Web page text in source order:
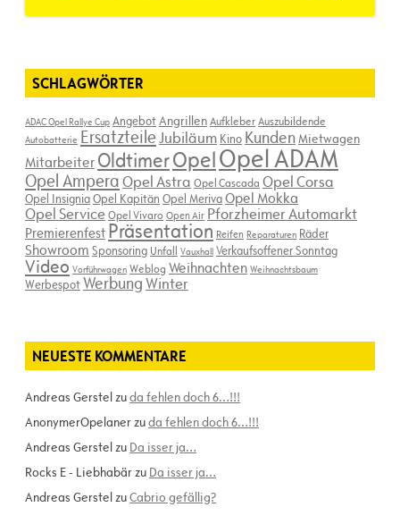
SCHLAGWÖRTER
ADAC Opel Rallye Cup AngebotAngrillenAufkleberAuszubildende
Autobatterie ErsatzteileJubiläum Kino KundenMietwagen
Mitarbeiter OldtimerOpelOpel ADAM
Opel AmperaOpel Astra Opel Cascada Opel Corsa
Opel InsigniaOpel Kapitän Opel MerivaOpel Mokka
Opel ServiceOpel Vivaro Open Air Pforzheimer Automarkt
Premierenfest Präsentation Reifen Reparaturen Räder
Showroom Sponsoring Unfall Vauxhall Verkaufsoffener Sonntag
Video Vorführwagen Weblog Weihnachten Weihnachtsbaum
WerbespotWerbungWinter
NEUESTE KOMMENTARE
Andreas Gerstelzuda fehlen doch 6…!!!
AnonymerOpelanerzuda fehlen doch 6…!!!
Andreas Gerstelzu Da isser ja…
Rocks E - Liebhabärzu Da isser ja…
Andreas GerstelzuCabrio gefällig?